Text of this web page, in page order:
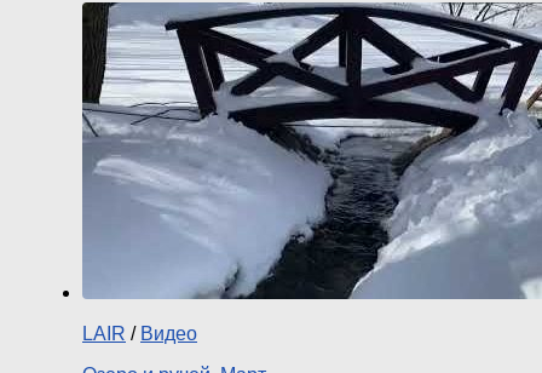
LAIR / Видео